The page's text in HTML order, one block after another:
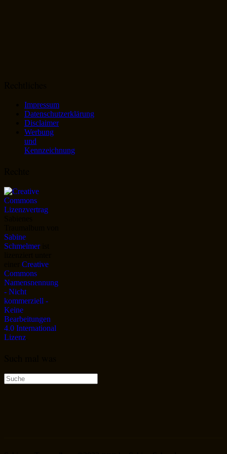
Impressum
Datenschutzerklärung
Disclaimer
Werbung
und
Kennzeichnung
Sabine
Schmelmerist
Creative
Commons
Namensnennung
- Nicht
kommerziell -
Keine
Bearbeitungen
4.0 International
Lizenz
Suche
nach: